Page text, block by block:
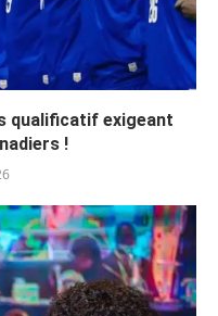
qualificatif exigeant
!